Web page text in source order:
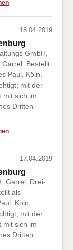
18.04.2019
GmbH,
Bestellt
Paul, Köln,
mit der
mit sich im
Dritten
17.04.2019
Garrel, Drei-
als
Köln,
mit der
mit sich im
Dritten